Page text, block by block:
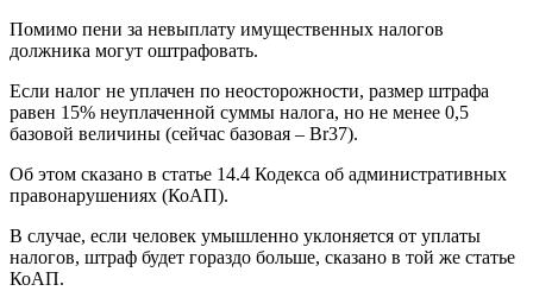
Помимо пени за невыплату имущественных налогов
должника могут оштрафовать.
Если налог не уплачен по неосторожности, размер штрафа
равен 15% неуплаченной суммы налога, но не менее 0,5
базовой величины (сейчас базовая – Br37).
Об этом сказано в статье 14.4 Кодекса об административных
правонарушениях (КоАП).
В случае, если человек умышленно уклоняется от уплаты
налогов, штраф будет гораздо больше, сказано в той же статье
КоАП.